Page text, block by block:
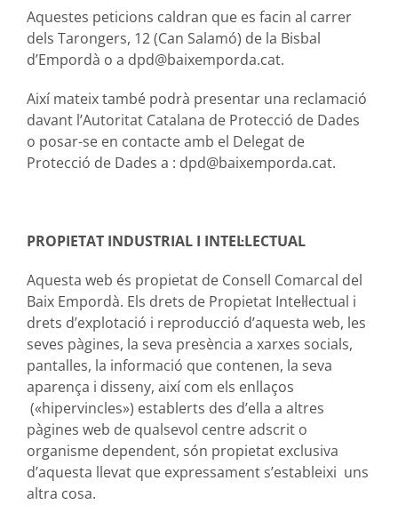
Aquestes peticions caldran que es facin al carrer
dels Tarongers, 12 (Can Salamó) de la Bisbal
d’Empordà o a dpd@baixemporda.cat.
Així mateix també podrà presentar una reclamació
davant l’Autoritat Catalana de Protecció de Dades
o posar-se en contacte amb el Delegat de
Protecció de Dades a : dpd@baixemporda.cat.
PROPIETAT INDUSTRIAL I INTEL·LECTUAL
Aquesta web és propietat de Consell Comarcal del
Baix Empordà. Els drets de Propietat Intel·lectual i
drets d’explotació i reproducció d’aquesta web, les
seves pàgines, la seva presència a xarxes socials,
pantalles, la informació que contenen, la seva
aparença i disseny, així com els enllaços
(«hipervincles») establerts des d’ella a altres
pàgines web de qualsevol centre adscrit o
organisme dependent, són propietat exclusiva
d’aquesta llevat que expressament s’estableixi uns
altra cosa.